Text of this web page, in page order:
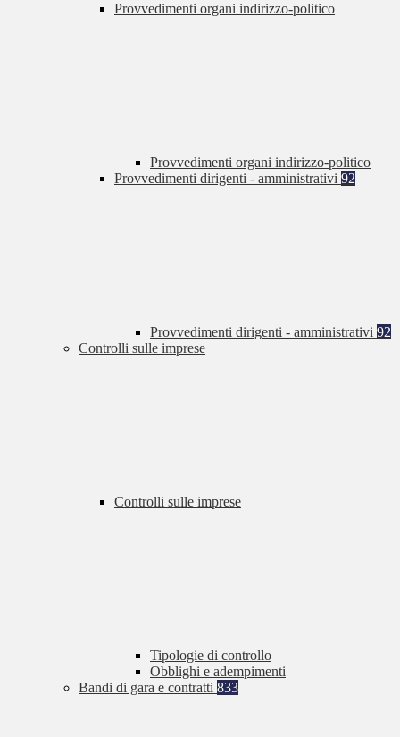
Provvedimenti organi indirizzo-politico
Provvedimenti organi indirizzo-politico
Provvedimenti dirigenti - amministrativi 92
Provvedimenti dirigenti - amministrativi 92
Controlli sulle imprese
Controlli sulle imprese
Tipologie di controllo
Obblighi e adempimenti
Bandi di gara e contratti 833